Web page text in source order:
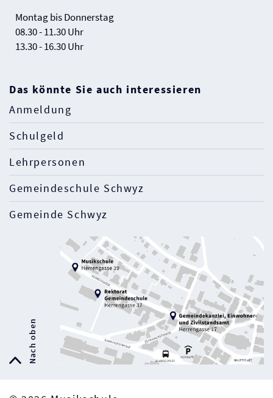
Montag bis Donnerstag
08.30 - 11.30 Uhr
13.30 - 16.30 Uhr
Das könnte Sie auch interessieren
Anmeldung
Schulgeld
Lehrpersonen
Gemeindeschule Schwyz
Gemeinde Schwyz
Nach oben